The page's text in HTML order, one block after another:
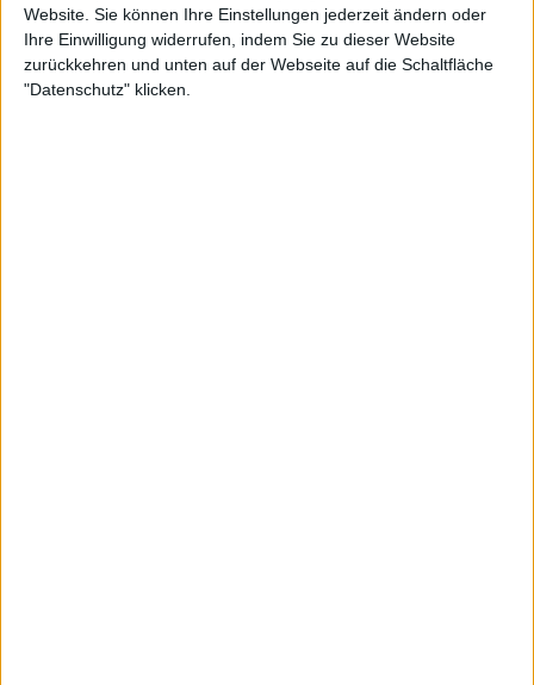
Website. Sie können Ihre Einstellungen jederzeit ändern oder
Ihre Einwilligung widerrufen, indem Sie zu dieser Website
zurückkehren und unten auf der Webseite auf die Schaltfläche
"Datenschutz" klicken.